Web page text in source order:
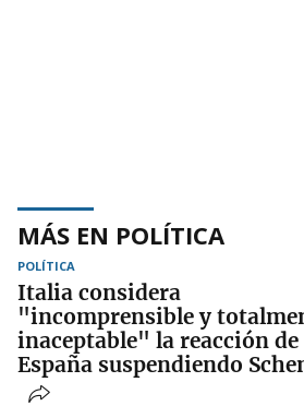
MÁS EN POLÍTICA
POLÍTICA
Italia considera
"incomprensible y
inaceptable" la reacción de
España suspendiendo